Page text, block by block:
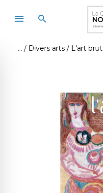
Divers arts L'art brut